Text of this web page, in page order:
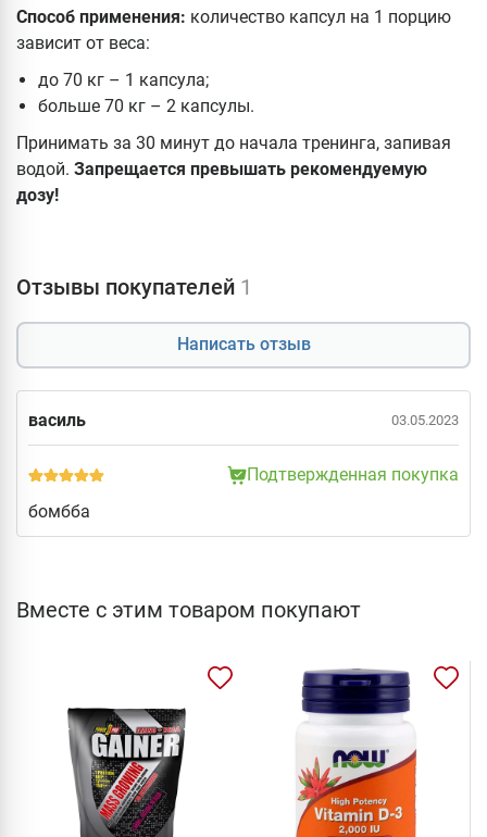
Способ применения: количество капсул на 1 порцию
зависит от веса:
до 70 кг – 1 капсула;
больше 70 кг – 2 капсулы.
Принимать за 30 минут до начала тренинга, запивая
водой. Запрещается превышать рекомендуемую
дозу!
Отзывы покупателей 1
Написать отзыв
василь 03.05.2023
Подтвержденная покупка
бомбба
Вместе с этим товаром покупают